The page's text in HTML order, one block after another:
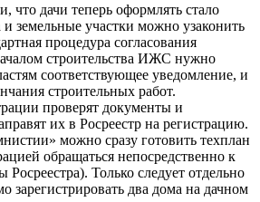
что дачи теперь оформлять стало
земельные участки можно узаконить
процедура согласования
строительства ИЖС нужно
соответствующее уведомление, и
строительных работ.
проверят документы и
их в Росреестр на регистрацию.
можно сразу готовить техплан
обращаться непосредственно к
Росреестра). Только следует отдельно
зарегистрировать два дома на дачном